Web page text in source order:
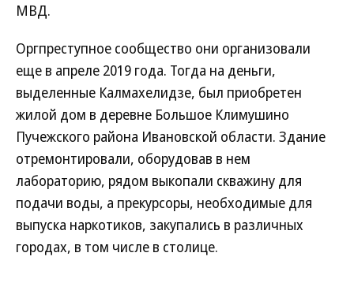
МВД.
Оргпреступное сообщество они организовали
еще в апреле 2019 года. Тогда на деньги,
выделенные Калмахелидзе, был приобретен
жилой дом в деревне Большое Климушино
Пучежского района Ивановской области. Здание
отремонтировали, оборудовав в нем
лабораторию, рядом выкопали скважину для
подачи воды, а прекурсоры, необходимые для
выпуска наркотиков, закупались в различных
городах, в том числе в столице.